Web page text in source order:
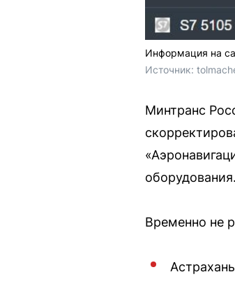
Информация на
Источник:
Минтранс
оборудования.
Временно не
Астрахань